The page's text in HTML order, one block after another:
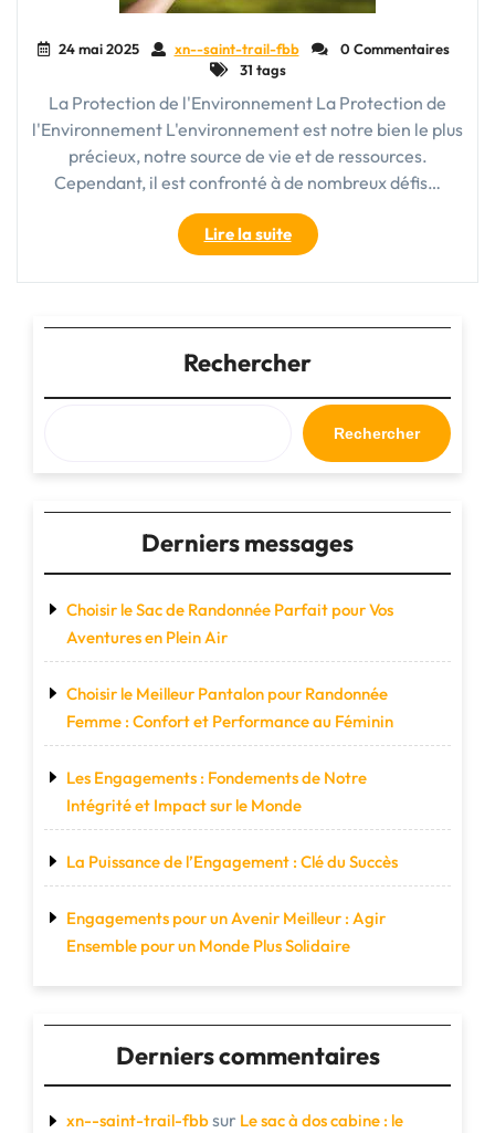
24 mai 2025 xn--saint-trail-fbb
0 Commentaires
31 tags
La Protection de l'Environnement La Protection de
l'Environnement L'environnement est notre bien le plus
précieux, notre source de vie et de ressources.
Cependant, il est confronté à de nombreux défis…
Lire la suite"Engageons-
nous
pour
protection
de
l’environnement
:
Notre
responsabilité
Rechercher
Rechercher
Derniers messages
Choisir le Sac de Randonnée Parfait pour Vos
Aventures en Plein Air
Choisir le Meilleur Pantalon pour Randonnée
Femme : Confort et Performance au Féminin
Les Engagements : Fondements de Notre
Intégrité et Impact sur le Monde
La Puissance de l’Engagement : Clé du Succès
Engagements pour un Avenir Meilleur : Agir
Ensemble pour un Monde Plus Solidaire
Derniers commentaires
xn--saint-trail-fbbsur Le sac à dos cabine : le